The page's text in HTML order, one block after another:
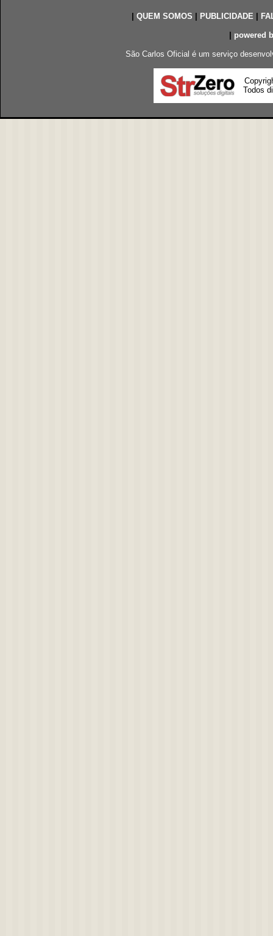
QUEM SOMOS PUBLICIDADE|
powered
São Carlos Oficial é um serviço
Todos